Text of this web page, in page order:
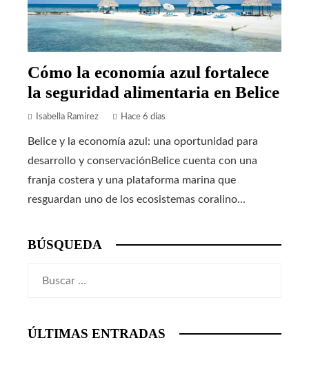
Cómo la economía azul fortalece
la seguridad alimentaria en Belice
Isabella Ramírez Hace 6 días
Belice y la economía azul: una oportunidad para
desarrollo y conservaciónBelice cuenta con una
franja costera y una plataforma marina que
resguardan uno de los ecosistemas coralino...
BÚSQUEDA
ÚLTIMAS ENTRADAS